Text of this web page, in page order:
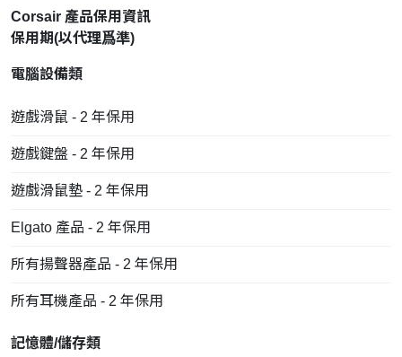
Corsair 產品保用資訊
保用期(以代理爲準)
電腦設備類
遊戲滑鼠 - 2 年保用
遊戲鍵盤 - 2 年保用
遊戲滑鼠墊 - 2 年保用
Elgato 產品 - 2 年保用
所有揚聲器產品 - 2 年保用
所有耳機產品 - 2 年保用
記憶體/儲存類